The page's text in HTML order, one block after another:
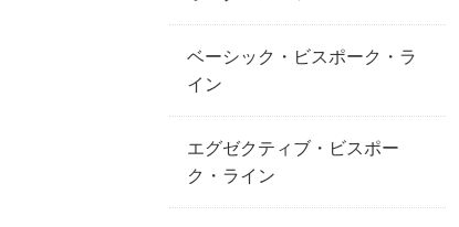
ベーシック・ビスポーク・ラ
イン
エグゼクティブ・ビスポー
ク・ライン